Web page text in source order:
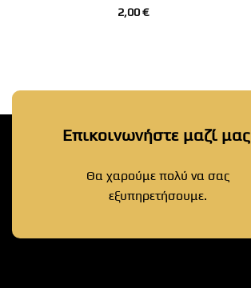
2,00€
Επικοινωνήστε μαζί μας
Θα χαρούμε πολύ να σας
εξυπηρετήσουμε.